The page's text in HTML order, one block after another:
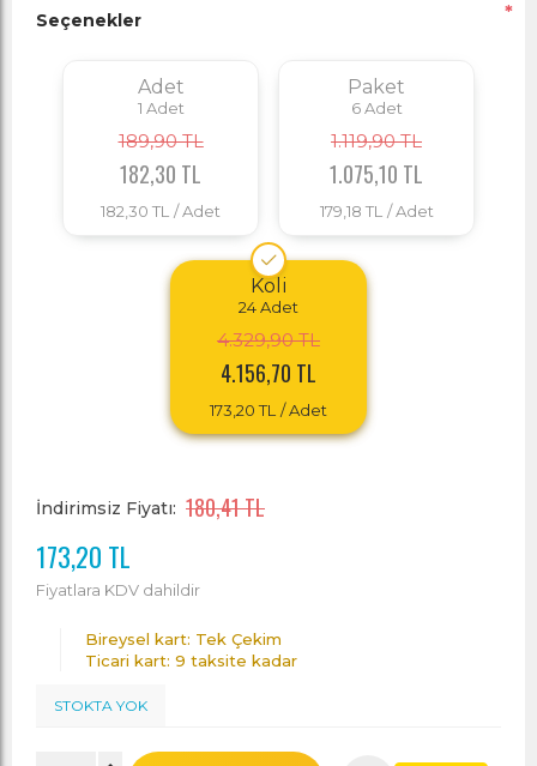
Seçenekler *
Adet
1 Adet
189,90 TL
182,30 TL
182,30 TL / Adet
Paket
6 Adet
1.119,90 TL
1.075,10 TL
179,18 TL / Adet
Koli
24Adet
4.329,90 TL
4.156,70 TL
173,20 TL / Adet
İndirimsiz Fiyatı: 180,41 TL
173,20 TL
Fiyatlara KDV dahildir
Bireysel kart: Tek Çekim
Ticari kart: 9 taksite kadar
STOKTA YOK